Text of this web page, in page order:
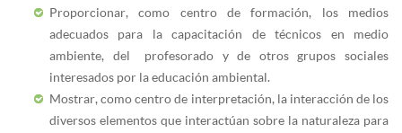
Proporcionar, como centro de formación, los medios
adecuados para la capacitación de técnicos en medio
ambiente, del profesorado y de otros grupos sociales
interesados por la educación ambiental.
Mostrar, como centro de interpretación, la interacción de los
diversos elementos que interactúan sobre la naturaleza para